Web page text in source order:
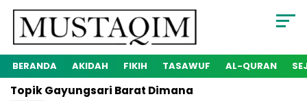
BERANDA AKIDAH FIKIH TASAWUF AL-QURAN
TopikGayungsari Barat Dimana